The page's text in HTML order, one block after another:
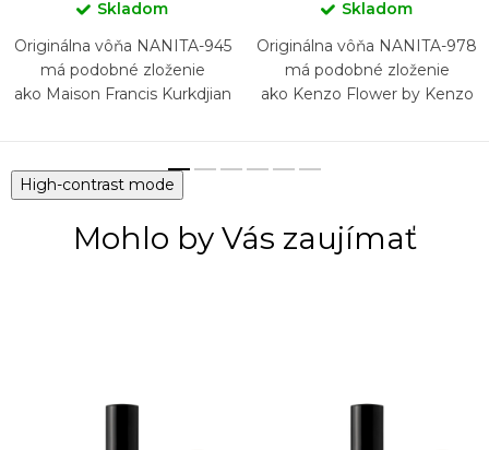
Skladom
Originálna vôňa NANITA-945
má podobné zloženie
ako Maison Francis Kurkdjian
Skladom
Originálna vôňa NANITA-978
má podobné zloženie
ako Kenzo Flower by Kenzo
High-contrast mode
Mohlo by Vás zaujímať